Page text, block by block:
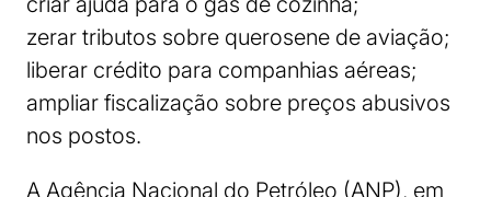
zerar tributos sobre querosene de aviação;
liberar crédito para companhias aéreas;
ampliar fiscalização sobre preços abusivos
nos postos.
A Agência Nacional do Petróleo (ANP), em